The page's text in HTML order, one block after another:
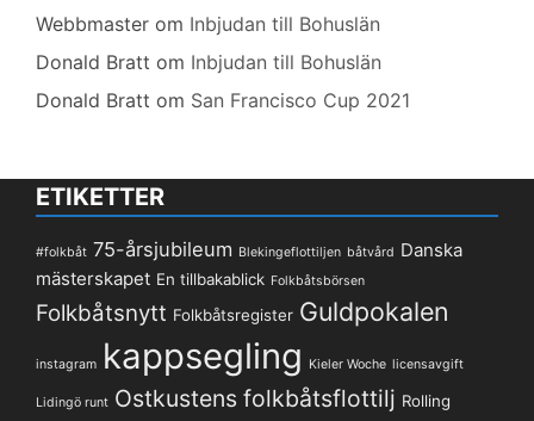
Webbmaster om Inbjudan till Bohuslän
Donald Bratt om Inbjudan till Bohuslän
Donald Bratt om San Francisco Cup 2021
ETIKETTER
#folkbåt 75-årsjubileum Blekingeflottiljen båtvård Danska
mästerskapet En tillbakablick Folkbåtsbörsen
Folkbåtsnytt Folkbåtsregister Guldpokalen
instagram kappsegling Kieler Woche licensavgift
Lidingö runt Ostkustens folkbåtsflottilj Rolling